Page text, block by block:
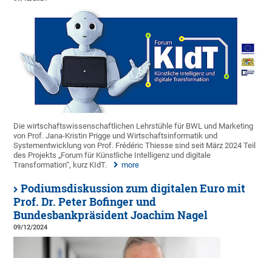
Die wirtschaftswissenschaftlichen Lehrstühle für BWL und Marketing
von Prof. Jana-Kristin Prigge und Wirtschaftsinformatik und
Systementwicklung von Prof. Frédéric Thiesse sind seit März 2024 Teil
des Projekts „Forum für Künstliche Intelligenz und digitale
Transformation“, kurz KIdT.
more
Podiumsdiskussion zum digitalen Euro mit
Prof. Dr. Peter Bofinger und
Bundesbankpräsident Joachim Nagel
09/12/2024